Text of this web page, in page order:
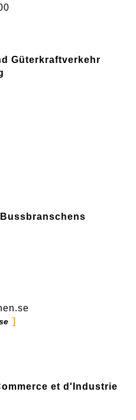
Güterkraftverkehr
et d'Industrie